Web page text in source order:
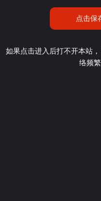
点击保
如果点击进入后打不开本站
络频